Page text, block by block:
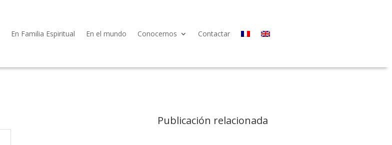
En Familia Espiritual En el mundo Conocernos Contactar
Publicación relacionada